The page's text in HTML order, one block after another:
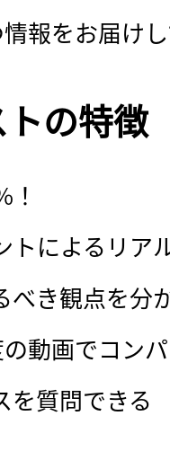
報をお届け
の特徴
トによるリア
べき観点を分
動画でコン
を質問できる